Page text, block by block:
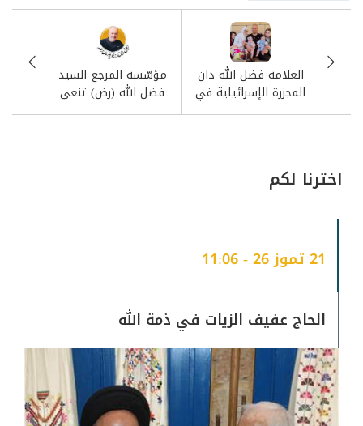
19:54 مساءً بحسب التَّوقيت العالميّ، أي في
السَّاعة 22:54 مساءً بحسب التَّوقيت الصيفيّ
لمدينة بيروت.
وكما يلاحظ في الصَّورة المرفقة، فإنَّ الرؤية
مساء الأحد (ليلة الإثنين) في الحادي
العلامة فضل الله دان
المجزرة الإسرائيلية في
بنت جبيل
مؤسّسة المرجع السيد
فضل الله (رض) تنعى
الحاج وفيق وزني
اخترنا لكم
21 تموز 26 - 11:06
الحاج عفيف الزيات في ذمة الله